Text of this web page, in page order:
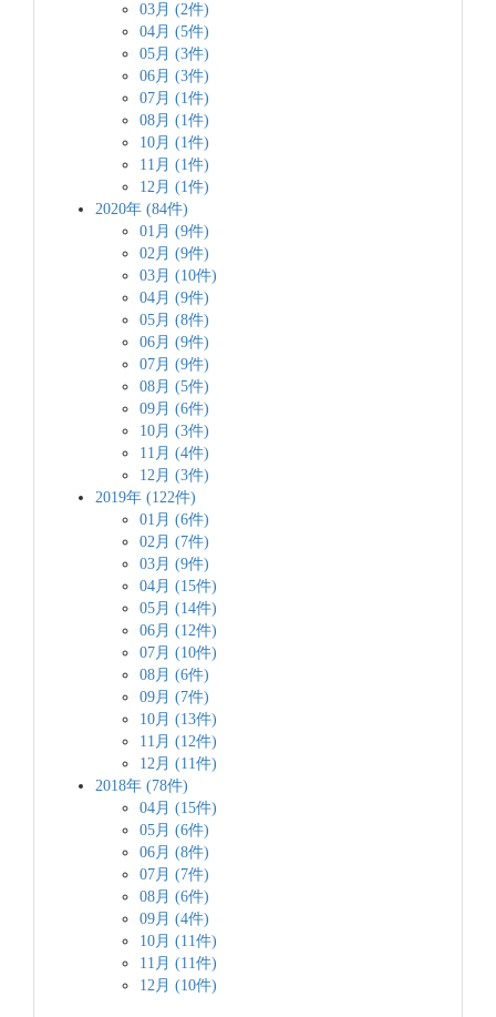
03月 (2件)
04月 (5件)
05月 (3件)
06月 (3件)
07月 (1件)
08月 (1件)
10月 (1件)
11月 (1件)
12月 (1件)
2020年 (84件)
01月 (9件)
02月 (9件)
03月 (10件)
04月 (9件)
05月 (8件)
06月 (9件)
07月 (9件)
08月 (5件)
09月 (6件)
10月 (3件)
11月 (4件)
12月 (3件)
2019年 (122件)
01月 (6件)
02月 (7件)
03月 (9件)
04月 (15件)
05月 (14件)
06月 (12件)
07月 (10件)
08月 (6件)
09月 (7件)
10月 (13件)
11月 (12件)
12月 (11件)
2018年 (78件)
04月 (15件)
05月 (6件)
06月 (8件)
07月 (7件)
08月 (6件)
09月 (4件)
10月 (11件)
11月 (11件)
12月 (10件)